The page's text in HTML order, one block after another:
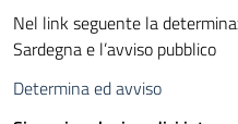
Nel link seguente la
Sardegna e l’avviso pubblico
Determina ed avviso